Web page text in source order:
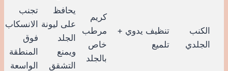
الكنب
الجلدي
تنظيف يدوي +
تلميع
كريم
مرطب
خاص
بالجلد
يحافظ
على ليونة
الجلد
ويمنع
التشقق
تجنب
الانسكاب
فوق
المنطقة
الواسعة